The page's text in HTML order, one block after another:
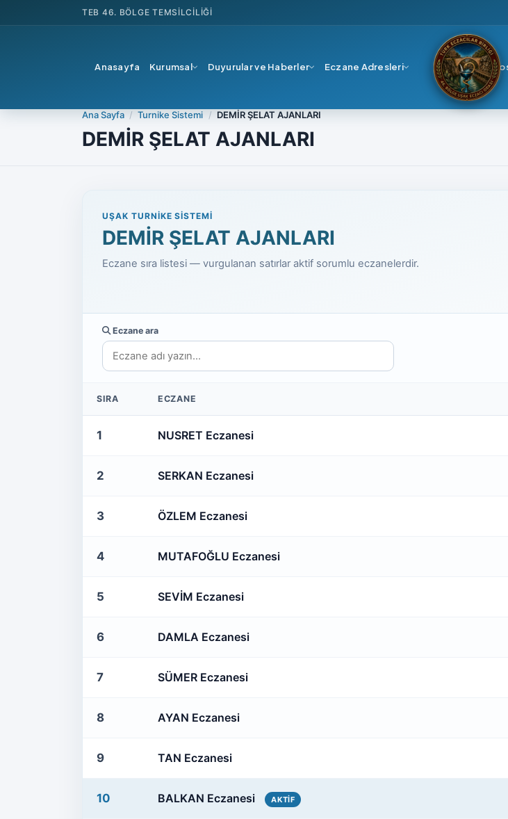
TEB 46. BÖLGE TEMSILCILIĞI
Anasayfa Kurumsal Duyurular ve Haberler Eczane Adresleri
Ana Sayfa Turnike Sistemi DEMİR ŞELAT AJANLARI
DEMİR ŞELAT AJANLARI
UŞAK TURNIKE SISTEMI
DEMİR ŞELAT AJANLARI
Eczane sıra listesi — vurgulanan satırlar aktif sorumlu eczanelerdir.
Eczane ara
SIRA ECZANE
1 NUSRET Eczanesi
2 SERKAN Eczanesi
3 ÖZLEM Eczanesi
4 MUTAFOĞLU Eczanesi
5 SEVİM Eczanesi
6 DAMLA Eczanesi
7 SÜMER Eczanesi
8 AYAN Eczanesi
9 TAN Eczanesi
10 BALKAN Eczanesi AKTIF